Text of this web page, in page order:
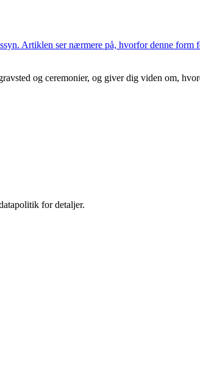
Artiklen ser nærmere på, hvorfor denne
og ceremonier, og giver dig viden om,
for detaljer.